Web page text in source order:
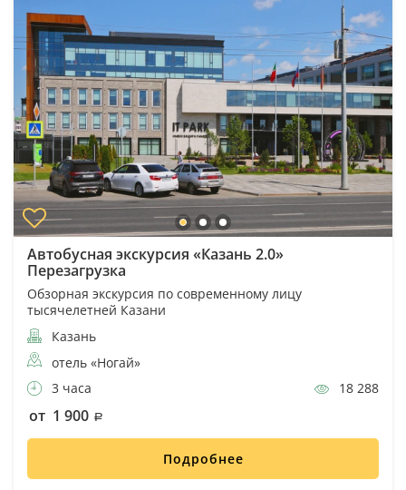
Автобусная экскурсия «Казань 2.0»
Перезагрузка
Обзорная экскурсия по современному лицу
тысячелетней Казани
Казань
отель «Ногай»
3 часа
18 288
от 1 900
Подробнее